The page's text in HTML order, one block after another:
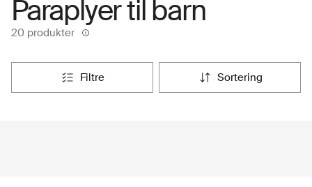
Paraplyer til barn
20 produkter
filtre sortering